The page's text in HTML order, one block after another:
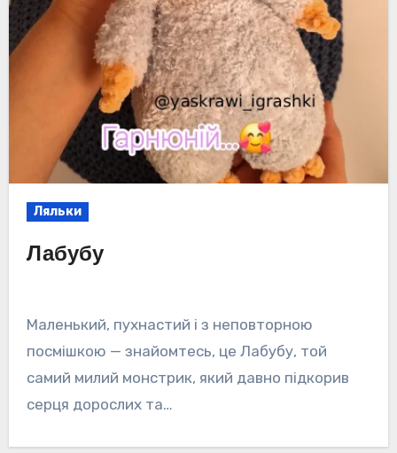
Ляльки
Лабубу
Маленький, пухнастий і з неповторною
посмішкою — знайомтесь, це Лабубу, той
самий милий монстрик, який давно підкорив
серця дорослих та…